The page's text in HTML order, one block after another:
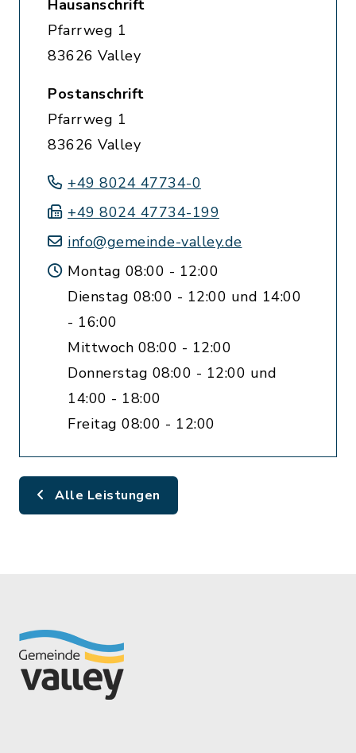
Hausanschrift
Pfarrweg 1
83626 Valley
Postanschrift
Pfarrweg 1
83626 Valley
+49 8024 47734-0
+49 8024 47734-199
info@gemeinde-valley.de
Montag 08:00 - 12:00
Dienstag 08:00 - 12:00 und 14:00
- 16:00
Mittwoch 08:00 - 12:00
Donnerstag 08:00 - 12:00 und
14:00 - 18:00
Freitag 08:00 - 12:00
Alle Leistungen